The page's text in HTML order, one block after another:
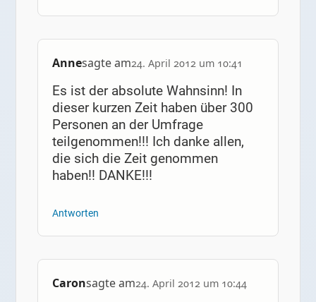
Annesagte am24. April 2012 um 10:41
Es ist der absolute Wahnsinn! In
dieser kurzen Zeit haben über 300
Personen an der Umfrage
teilgenommen!!! Ich danke allen,
die sich die Zeit genommen
haben!! DANKE!!!
Antworten
Caronsagte am24. April 2012 um 10:44